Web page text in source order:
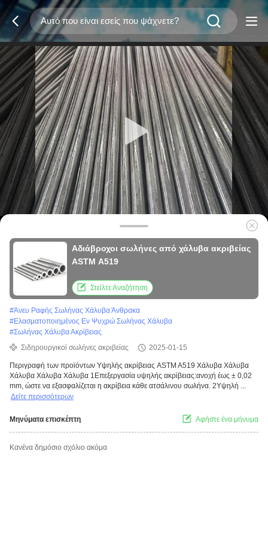
Αδιάβροχοι σωλήνες από χάλυβα ακριβείας
ASTM A519
Στείλτε Αναζήτηση
#Άνευ Ραφής Σωλήνας Χάλυβα Άνθρακα
#Ελασματοποιημένος Εν Ψυχρώ Σωλήνας Χάλυβα
#Σωλήνας Χάλυβα Ακρίβειας
Σιδηρουργικοί σωλήνες ακριβείας
2025-01-15
Περιγραφή των προϊόντων Υψηλής ακρίβειας ASTM A519 Χάλυβα Χάλυβα
Χάλυβα Χάλυβα Χάλυβα 1Επεξεργασία υψηλής ακρίβειας:ανοχή έως ± 0,02
mm, ώστε να εξασφαλίζεται η ακρίβεια κάθε ατσάλινου σωλήνα. 2Υψηλή ...
Δείτε περισσότερων
Μηνύματα επισκέπτη Αφήστε ένα μήνυμα
Κανένα δημόσιο σχόλιο ακόμα